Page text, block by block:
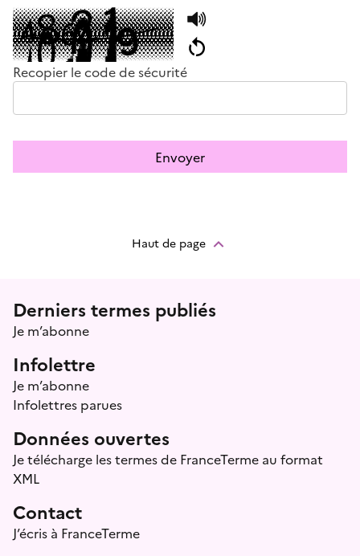
Recopier le code de sécurité
Envoyer
Haut de page
Menu prefooter
Derniers termes publiés
Je m’abonne
Infolettre
Je m’abonne
Infolettres parues
Données ouvertes
Je télécharge les termes de FranceTerme au format
XML
Contact
J’écris à FranceTerme